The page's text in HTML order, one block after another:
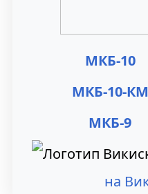
МКБ-10
МКБ-10-КМ
МКБ-9
на